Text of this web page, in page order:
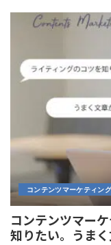
コンテンツマーケティング
コンテンツマー
知りたい。うまく